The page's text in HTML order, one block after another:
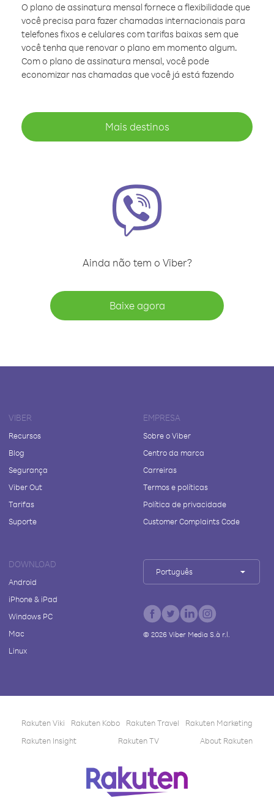
O plano de assinatura mensal fornece a flexibilidade que
você precisa para fazer chamadas internacionais para
telefones fixos e celulares com tarifas baixas sem que
você tenha que renovar o plano em momento algum.
Com o plano de assinatura mensal, você pode
economizar nas chamadas que você já está fazendo
Mais destinos
Ainda não tem o Viber?
Baixe agora
VIBER
Recursos
Blog
Segurança
Viber Out
Tarifas
Suporte
EMPRESA
Sobre o Viber
Centro da marca
Carreiras
Termos e políticas
Política de privacidade
Customer Complaints Code
DOWNLOAD
Android
iPhone & iPad
Windows PC
Mac
Linux
Português
© 2026Viber Media S.à r.l.
Rakuten Viki Rakuten Kobo Rakuten Travel
Rakuten Marketing
Rakuten Insight
Rakuten TV About Rakuten